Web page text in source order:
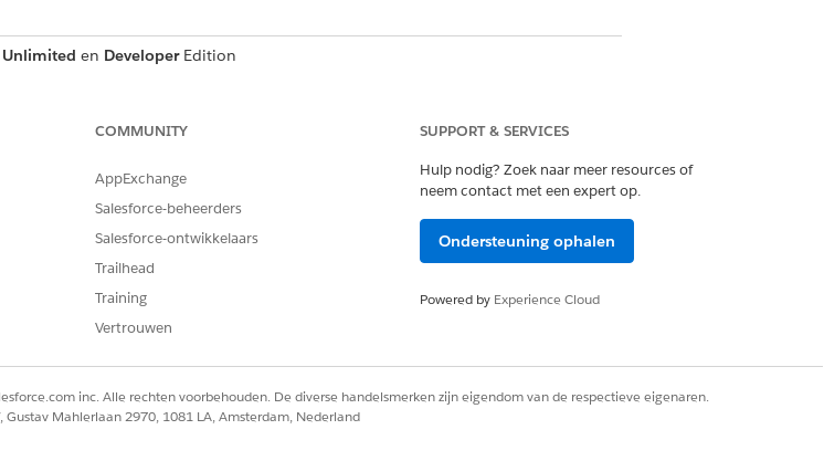
Unlimited en DeveloperEdition
heeft uitgevoerd, wanneer deze heeft plaatsgevonden en wat de
COMMUNITY
AppExchange
Salesforce-beheerders
Salesforce-ontwikkelaars
Trailhead
Training
Vertrouwen
SUPPORT & SERVICES
Hulp nodig? Zoek naar meer resources of
neem contact met een expert op.
Ondersteuning ophalen
Powered by Experience Cloud
inc. Alle rechten voorbehouden. De diverse handelsmerken zijn eigendom van de respectieve eigenaren.
Gustav Mahlerlaan 2970, 1081 LA, Amsterdam, Nederland